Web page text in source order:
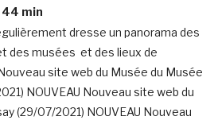
44 min
dresse un panorama des
des musées et des lieux de
site web du Musée du Musée
NOUVEAU Nouveau site web du
(29/07/2021) NOUVEAU Nouveau